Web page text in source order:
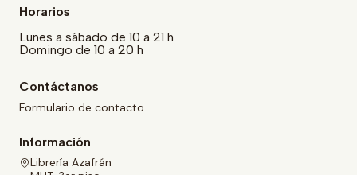
Horarios
Lunes a sábado de 10 a 21 h
Domingo de 10 a 20 h
Contáctanos
Formulario de contacto
Información
Librería Azafrán